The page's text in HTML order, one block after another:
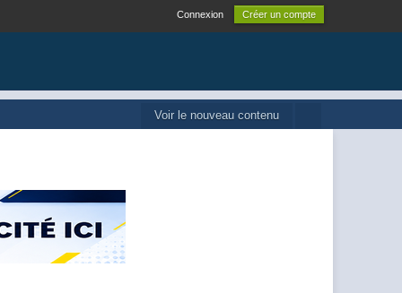
Connexion Créer un compte
Voir le nouveau contenu